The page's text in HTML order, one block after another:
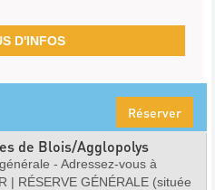
D'INFOS
Réserver
de Blois/Agglopolys
- Adressez-vous à
| RÉSERVE GÉNÉRALE (située